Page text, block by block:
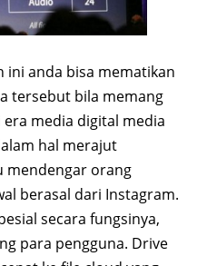
ini anda bisa mematikan
tersebut bila memang
media digital media
hal merajut
mendengar orang
berasal dari Instagram.
secara fungsinya,
para pengguna. Drive